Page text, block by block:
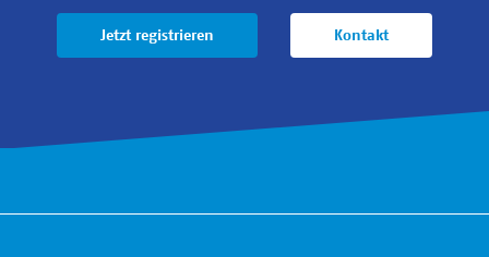
Jetzt registrieren Kontakt